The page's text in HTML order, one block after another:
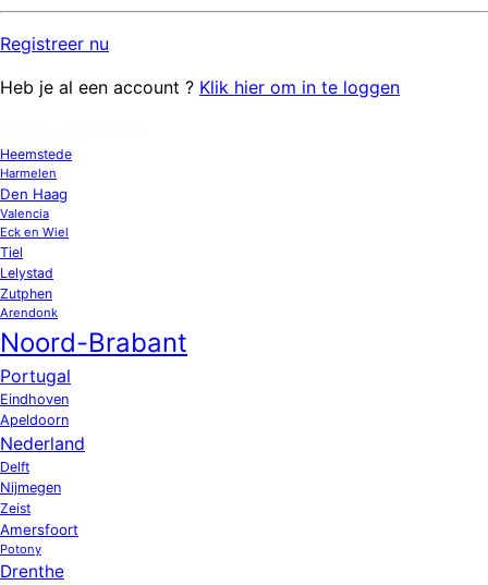
Registreer nu
Heb je al een account ? Klik hier om in te loggen
Heemstede
Harmelen
Den Haag
Valencia
Eck en Wiel
Tiel
Lelystad
Zutphen
Arendonk
Noord-Brabant
Portugal
Eindhoven
Apeldoorn
Nederland
Delft
Nijmegen
Zeist
Amersfoort
Potony
Drenthe